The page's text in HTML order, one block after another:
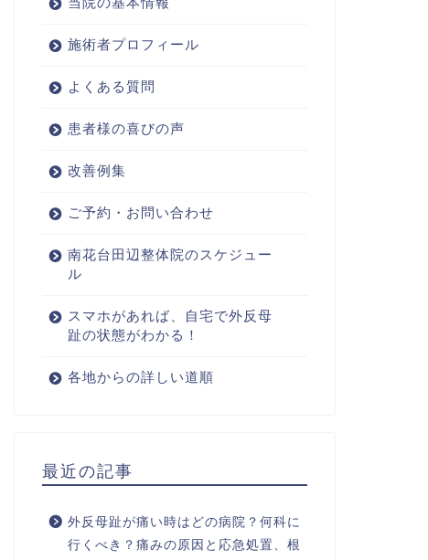
施術者プロフィール
よくある質問
患者様の喜びの声
改善例集
ご予約・お問い合わせ
南花台田辺整体院のスケジュー
ル
スマホがあれば、自宅で外反母
趾の状態がわかる！
各地からの詳しい道順
最近の記事
外反母趾が痛い時はどの病院？何科に
行くべき？痛みの原因と応急処置、根